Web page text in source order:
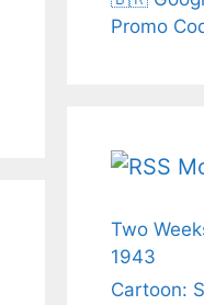
Promo
Two
1943
Cartoon: